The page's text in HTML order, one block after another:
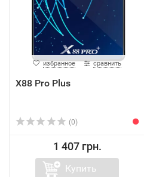
избранное сравнить
X88 Pro Plus
(0)
1 407 грн.
Купить